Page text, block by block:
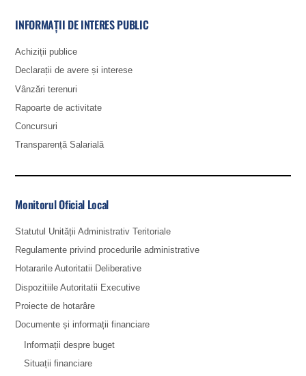
INFORMAȚII DE INTERES PUBLIC
Achiziții publice
Declarații de avere și interese
Vânzări terenuri
Rapoarte de activitate
Concursuri
Transparență Salarială
Monitorul Oficial Local
Statutul Unității Administrativ Teritoriale
Regulamente privind procedurile administrative
Hotararile Autoritatii Deliberative
Dispozitiile Autoritatii Executive
Proiecte de hotarâre
Documente și informații financiare
Informații despre buget
Situații financiare